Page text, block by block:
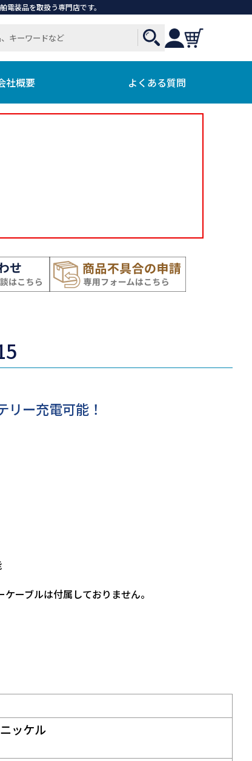
装品を取扱う専門店です。
社概要 よくある質問
ー充電可能！
ーブルは付属しておりません。
ッケル